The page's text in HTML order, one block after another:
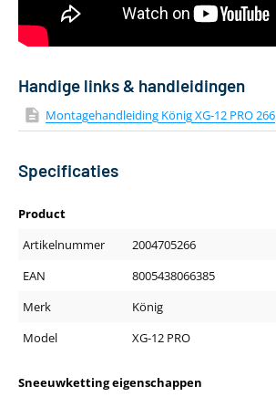
Handige links & handleidingen
Montagehandleiding König XG-12 PRO 266
Specificaties
Product
Artikelnummer
2004705266
EAN
8005438066385
Merk
König
Model
XG-12 PRO
Sneeuwketting eigenschappen